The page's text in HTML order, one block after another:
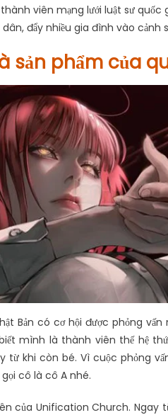
viên mạng lưới luật sư quốc
đẩy nhiều gia đình vào cảnh
sản phẩm của
Bản có cơ hội được phỏng
mình là thành viên thế hệ
khi còn bé. Vì cuộc phỏng
cô là cô A nhé.
của Unification Church. Ngay